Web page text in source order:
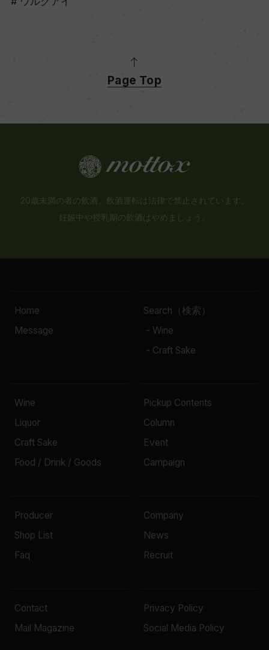
Page Top
20歳未満の者の飲酒、飲酒運転は法律で禁止されています。
妊娠中や授乳期の飲酒はやめましょう。
Home
Message
Search（検索）
- Wine
- Craft Sake
Wine
Liquor
Craft Sake
Food / Drink / Goods
Pickup Contents
Column
Event
Campaign
Producer
Shop List
Faq
Company
News
Recruit
Contact
Mail Magazine
Privacy Policy
Social Media Policy